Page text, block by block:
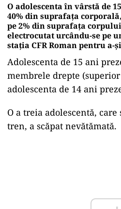
O adolescenta în vârstă de
40% din suprafaţa
pe 2% din suprafața
electrocutat urcându-se pe
stația CFR Roman pentru a-
Adolescenta de 15 ani
membrele drepte
adolescenta de 14 ani
O a treia adolescentă, care
tren, a scăpat nevătămată.